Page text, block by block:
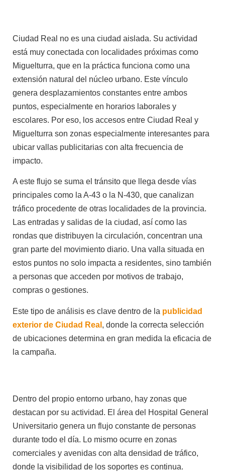
Ciudad Real no es una ciudad aislada. Su actividad
está muy conectada con localidades próximas como
Miguelturra, que en la práctica funciona como una
extensión natural del núcleo urbano. Este vínculo
genera desplazamientos constantes entre ambos
puntos, especialmente en horarios laborales y
escolares. Por eso, los accesos entre Ciudad Real y
Miguelturra son zonas especialmente interesantes para
ubicar vallas publicitarias con alta frecuencia de
impacto.
A este flujo se suma el tránsito que llega desde vías
principales como la A-43 o la N-430, que canalizan
tráfico procedente de otras localidades de la provincia.
Las entradas y salidas de la ciudad, así como las
rondas que distribuyen la circulación, concentran una
gran parte del movimiento diario. Una valla situada en
estos puntos no solo impacta a residentes, sino también
a personas que acceden por motivos de trabajo,
compras o gestiones.
Este tipo de análisis es clave dentro de la publicidad
exterior de Ciudad Real , donde la correcta selección
de ubicaciones determina en gran medida la eficacia de
la campaña.
Dentro del propio entorno urbano, hay zonas que
destacan por su actividad. El área del Hospital General
Universitario genera un flujo constante de personas
durante todo el día. Lo mismo ocurre en zonas
comerciales y avenidas con alta densidad de tráfico,
donde la visibilidad de los soportes es continua.